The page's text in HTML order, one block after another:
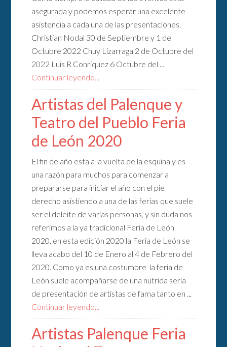
asegurada y podemos esperar una excelente
asistencia a cada una de las presentaciones.
Christian Nodal 30 de Septiembre y 1 de
Octubre 2022 Chuy Lizarraga 2 de Octubre del
2022 Luis R Conriquez 6 Octubre del ...
Continuar leyendo...
Artistas del Palenque y
Teatro del Pueblo Feria
de León 2020
El fin de año esta a la vuelta de la esquina y es
una razón para muchos para comenzar a
prepararse para iniciar el año con el pie
derecho asistiendo a una de las ferias que suele
ser el deleite de varias personas, y sin duda nos
referimos a la ya tradicional Feria de León
2020, en esta edición 2020 la Feria de León se
lleva acabo del 10 de Enero al 4 de Febrero del
2020. Como ya es una costumbre la feria de
León suele acompañarse de una nutrida seria
de presentación de artistas de fama tanto en ...
Continuar leyendo...
Artistas Palenque Feria